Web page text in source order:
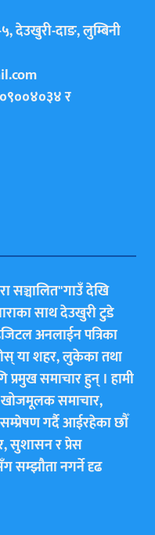
५, देउखुरी-दाङ, लुम्बिनी
र
सञ्चालित"गाउँ देखि
साथ देउखुरी टुडे
अनलाईन पत्रिका
या शहर, लुकेका तथा
समाचार हुन् । हामी
खोजमूलक समाचार,
सम्प्रेषण गर्दै आईरहेका छाैँ
सुशासन र प्रेस
सम्झौता नगर्ने दृढ